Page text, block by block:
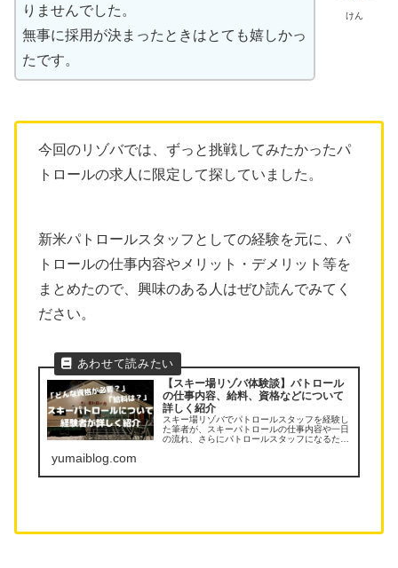
けん
りませんでした。
無事に採用が決まったときはとても嬉しかっ
たです。
今回のリゾバでは、ずっと挑戦してみたかったパ
トロールの求人に限定して探していました。
新米パトロールスタッフとしての経験を元に、パ
トロールの仕事内容やメリット・デメリット等を
まとめたので、興味のある人はぜひ読んでみてく
ださい。
【スキー場リゾバ体験談】パトロール
の仕事内容、給料、資格などについて
詳しく紹介
スキー場リゾバでパトロールスタッフを経験し
た筆者が、スキーパトロールの仕事内容や一日
の流れ、さらにパトロールスタッフになるため
yumaiblog.com